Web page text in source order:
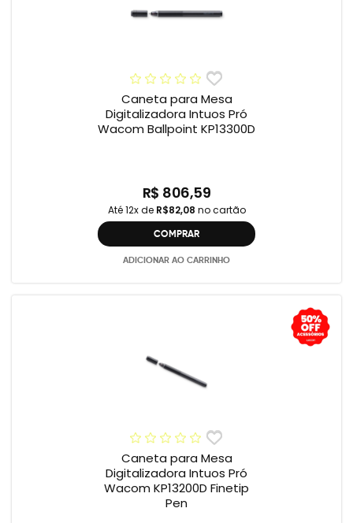
Caneta para Mesa
Digitalizadora Intuos Pró
Wacom Ballpoint KP13300D
R$ 806,59
Até 12x de R$82,08 no cartão
COMPRAR
ADICIONAR AO CARRINHO
Caneta para Mesa
Digitalizadora Intuos Pró
Wacom KP13200D Finetip
Pen